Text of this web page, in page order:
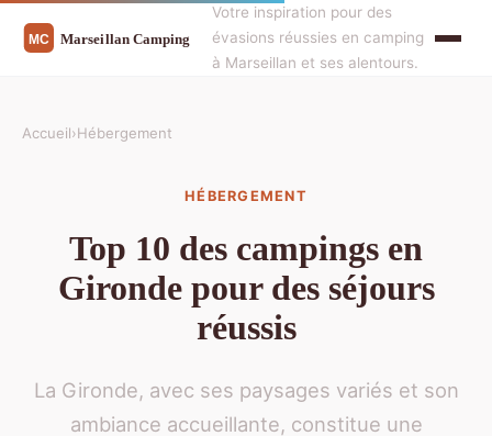
Votre inspiration pour des
évasions réussies en camping
à Marseillan et ses alentours.
Accueil›Hébergement
HÉBERGEMENT
Top 10 des campings en
Gironde pour des séjours
réussis
La Gironde, avec ses paysages variés et son
ambiance accueillante, constitue une